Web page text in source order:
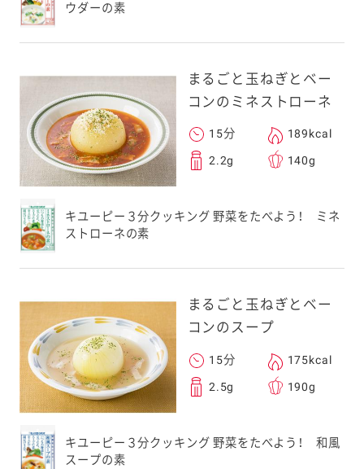
ウダーの素
まるごと玉ねぎとベー
コンのミネストローネ
15分 189kcal
2.2g 140g
キユーピー３分クッキング 野菜をたべよう！ ミネ
ストローネの素
まるごと玉ねぎとベー
コンのスープ
15分 175kcal
2.5g 190g
キユーピー３分クッキング 野菜をたべよう！ 和風
スープの素